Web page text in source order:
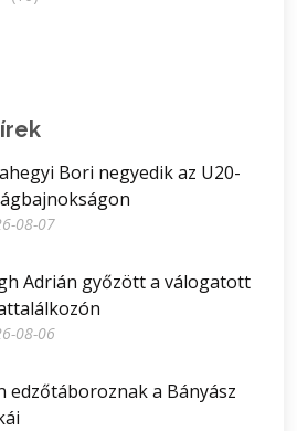
Bori negyedik az U20-
08-07
Adrián győzött a válogatott
08-06
edzőtáboroznak a Bányász